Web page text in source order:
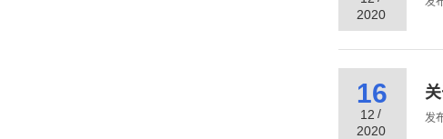
2020
16
12 /
2020
发